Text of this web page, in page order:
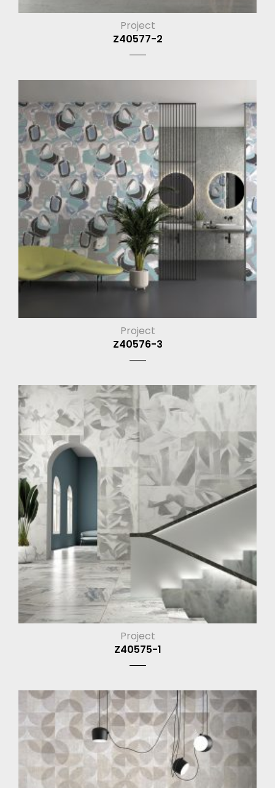
Project
Z40577-2
Project
Z40576-3
Project
Z40575-1